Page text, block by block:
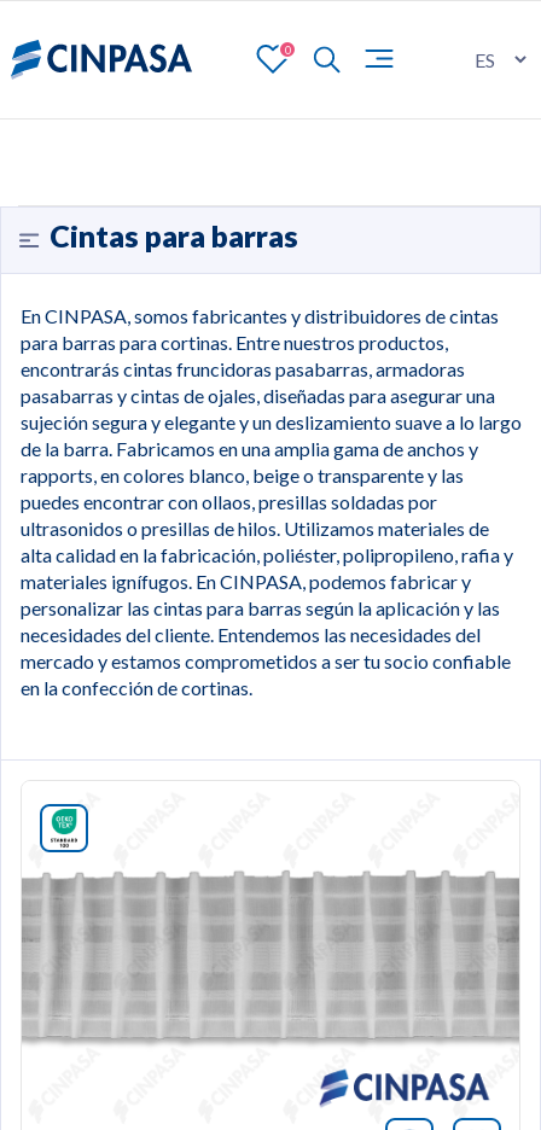
0
Cintas para barras
En CINPASA, somos fabricantes y distribuidores de cintas
para barras para cortinas. Entre nuestros productos,
encontrarás cintas fruncidoras pasabarras, armadoras
pasabarras y cintas de ojales, diseñadas para asegurar una
sujeción segura y elegante y un deslizamiento suave a lo largo
de la barra. Fabricamos en una amplia gama de anchos y
rapports, en colores blanco, beige o transparente y las
puedes encontrar con ollaos, presillas soldadas por
ultrasonidos o presillas de hilos. Utilizamos materiales de
alta calidad en la fabricación, poliéster, polipropileno, rafia y
materiales ignífugos. En CINPASA, podemos fabricar y
personalizar las cintas para barras según la aplicación y las
necesidades del cliente. Entendemos las necesidades del
mercado y estamos comprometidos a ser tu socio confiable
en la confección de cortinas.